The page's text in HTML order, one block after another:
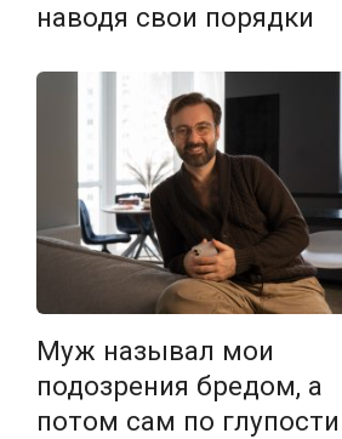
наводя свои порядки
Муж называл мои
подозрения бредом, а
потом сам по глупости